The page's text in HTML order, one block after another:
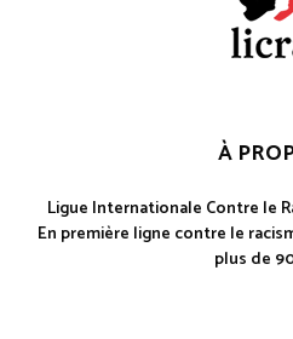
À
Ligue Internationale Contre le
En première ligne contre le
plus de